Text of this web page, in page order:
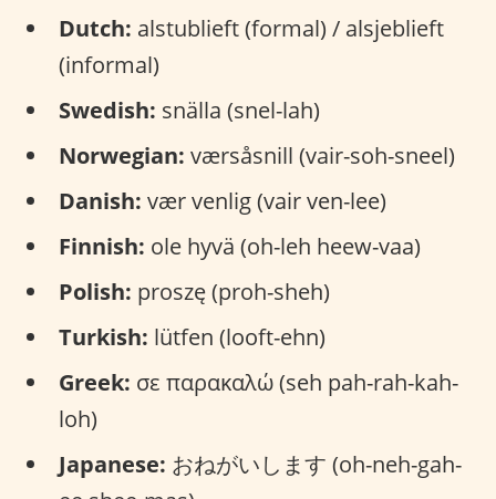
Dutch: alstublieft (formal) / alsjeblieft
(informal)
Swedish: snälla (snel-lah)
Norwegian: værsåsnill (vair-soh-sneel)
Danish: vær venlig (vair ven-lee)
Finnish: ole hyvä (oh-leh heew-vaa)
Polish: proszę (proh-sheh)
Turkish: lütfen (looft-ehn)
Greek: σε παρακαλώ (seh pah-rah-kah-
loh)
Japanese: おねがいします (oh-neh-gah-